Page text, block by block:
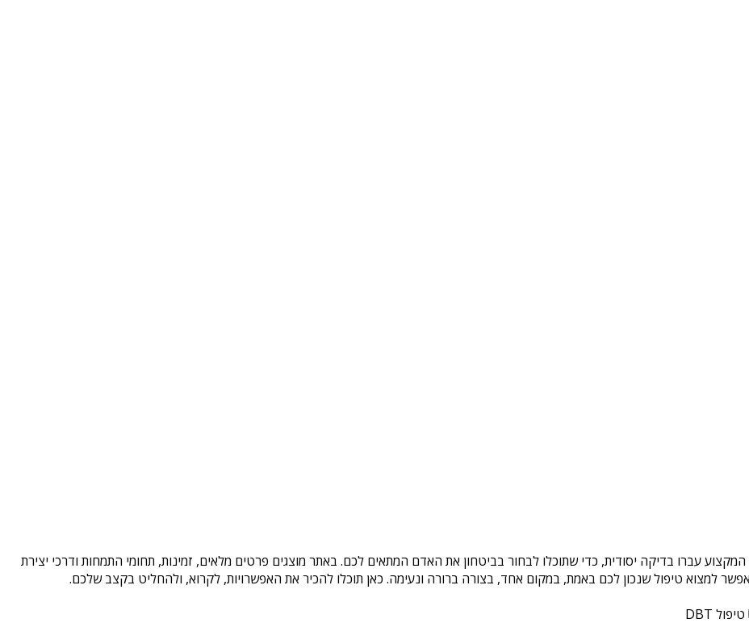
עברו בדיקה יסודית, כדי שתוכלו לבחור בביטחון את האדם המתאים לכם. באתר מוצגים פרטים מלאים, זמינות, תחומי התמחות ודרכי יצירת
למצוא טיפול שנכון לכם באמת, במקום אחד, בצורה ברורה ונעימה. כאן תוכלו להכיר את האפשרויות, לקרוא, ולהחליט בקצב שלכם.
טיפול DBT